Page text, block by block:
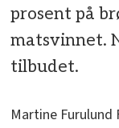
prosent på
matsvinnet.
tilbudet.
Martine Furulund